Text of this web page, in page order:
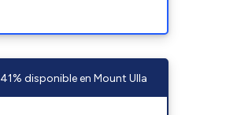
41% disponible en Mount Ulla